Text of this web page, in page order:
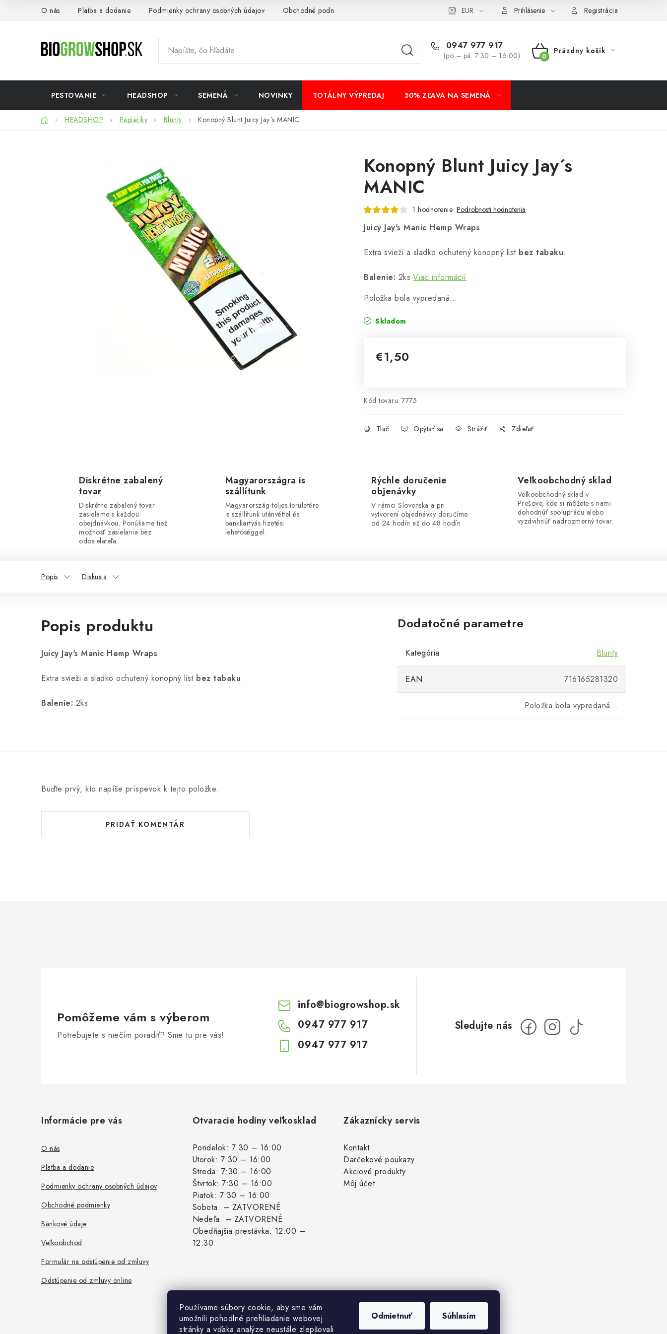
Používame súbory cookie, aby sme vám
umožnili pohodlné prehliadanie webovej
stránky a vďaka analýze neustále zlepšovali
Odmietnuť Súhlasím
O nás Platba a dodanie Podmienky ochrany osobných údajov Obchodné podmienky Veľkoobchod Formulár na odstúpenie od zmluvy
EUR Prihlásenie Registrácia
0947 977 917
(po – pá: 7:30 – 16:00)
NÁKUPNÝ
Prázdny košík
PESTOVANIE HEADSHOP SEMENÁ NOVINKY TOTÁLNY VÝPREDAJ 50% ZĽAVA NA SEMENÁ
DomovHEADSHOP Papieriky Blunty Konopný Blunt Juicy Jay´s MANIC
Konopný Blunt Juicy Jay´s
MANIC
1 hodnotenie Podrobnosti hodnotenia
Juicy Jay's Manic Hemp Wraps
Extra svieži a sladko ochutený konopný list bez tabaku.
Balenie: 2ks Viac informácií
Položka bola vypredaná…
Skladom
€1,50
Kód tovaru: 7775
Tlač Opýtať sa Strážiť Zdieľať
Diskrétne zabalený
tovar
Diskrétne zabalený tovar
zasielame s každou
obejdnávkou. Ponúkame tiež
možnosť zasielania bez
odosielateľa.
Magyarországra is
szállítunk
Magyarország teljes területére
is szállítunk utánvéttel és
bankkartyás fizetési
lehetöséggel.
Rýchle doručenie
objenávky
V rámci Slovenska a pri
vytvorení objednávky doručíme
od 24 hodín až do 48 hodín
Veľkoobchodný sklad
Veľkoobchodný sklad v
Prešove, kde si môžete s nami
dohodnúť spoluprácu alebo
vyzdvihnúť nadrozmerný tovar.
Popis Diskusia
Popis produktu
Juicy Jay's Manic Hemp Wraps
Extra svieži a sladko ochutený konopný list bez tabaku.
Balenie: 2ks
Dodatočné parametre
Kategória Blunty
EAN 716165281320
Položka bola vypredaná…
Buďte prvý, kto napíše príspevok k tejto položke.
PRIDAŤ KOMENTÁR
Pomôžeme vám s výberom
Potrebujete s niečím poradiť? Sme tu pre vás!
info@biogrowshop.sk
0947 977 917
0947 977 917
Informácie pre vás
O nás
Platba a dodanie
Podmienky ochrany osobných údajov
Obchodné podmienky
Bankové údaje
Veľkoobchod
Formulár na odstúpenie od zmluvy
Odstúpenie od zmluvy online
Otvaracie hodiny veľkosklad
Pondelok: 7:30 – 16:00
Utorok: 7:30 – 16:00
Streda: 7:30 – 16:00
Štvrtok: 7:30 – 16:00
Piatok: 7:30 – 16:00
Sobota: – ZATVORENÉ
Nedeľa: – ZATVORENÉ
Obedňajšia prestávka: 12:00 –
12:30
Zákaznícky servis
Kontakt
Darčekové poukazy
Akciové produkty
Môj účet